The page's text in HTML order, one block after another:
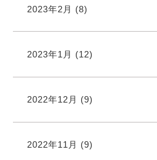
2023年2月 (8)
2023年1月 (12)
2022年12月 (9)
2022年11月 (9)